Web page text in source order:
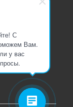
С
Вам.
у вас